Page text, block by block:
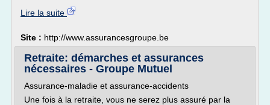
Lire la suite
Site : http://www.assurancesgroupe.be
Retraite: démarches et assurances
nécessaires - Groupe Mutuel
Assurance-maladie et assurance-accidents
Une fois à la retraite, vous ne serez plus assuré par la